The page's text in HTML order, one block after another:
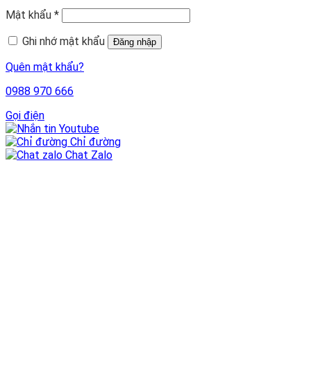
Mật khẩu *
Ghi nhớ mật khẩu
Đăng nhập
Quên mật khẩu?
0988 970 666
Gọi điện
Youtube
Chỉ đường
Chat Zalo